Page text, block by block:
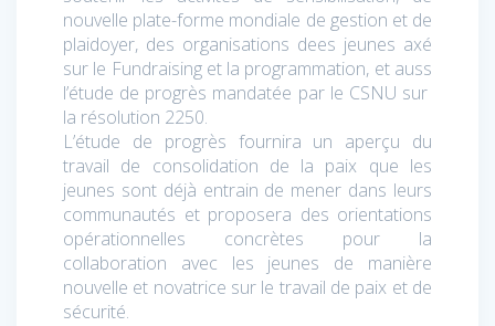
nouvelle plate-forme mondiale de gestion et de
plaidoyer, des organisations dees jeunes axé
sur le Fundraising et la programmation, et auss
l’étude de progrès mandatée par le CSNU sur
la résolution 2250.
L’étude de progrès fournira un aperçu du
travail de consolidation de la paix que les
jeunes sont déjà entrain de mener dans leurs
communautés et proposera des orientations
opérationnelles concrètes pour la
collaboration avec les jeunes de manière
nouvelle et novatrice sur le travail de paix et de
sécurité.